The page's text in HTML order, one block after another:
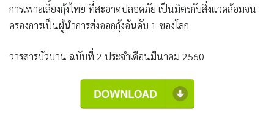
การเพาะเลี้ยงกุ้งไทย ที่สะอาดปลอดภัย เป็นมิตรกับสิ่งแวดล้อมจน
ครองการเป็นผู้นำการส่งออกกุ้งอันดับ 1 ของโลก
วารสารบัวบาน ฉบับที่ 2 ประจำเดือนมีนาคม 2560